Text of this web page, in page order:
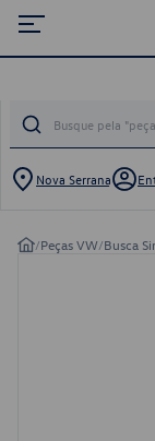
Nova Serrana
/Peças VW/Busca